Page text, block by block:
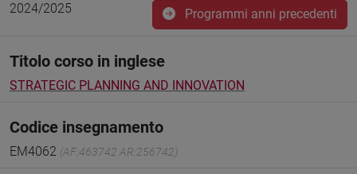
2024/2025 Programmi anni precedenti
Titolo corso in inglese
STRATEGIC PLANNING AND INNOVATION
Codice insegnamento
EM4062 (AF:463742 AR:256742)